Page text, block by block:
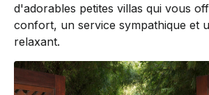
d'adorables petites villas qui vous
confort, un service sympathique et
relaxant.